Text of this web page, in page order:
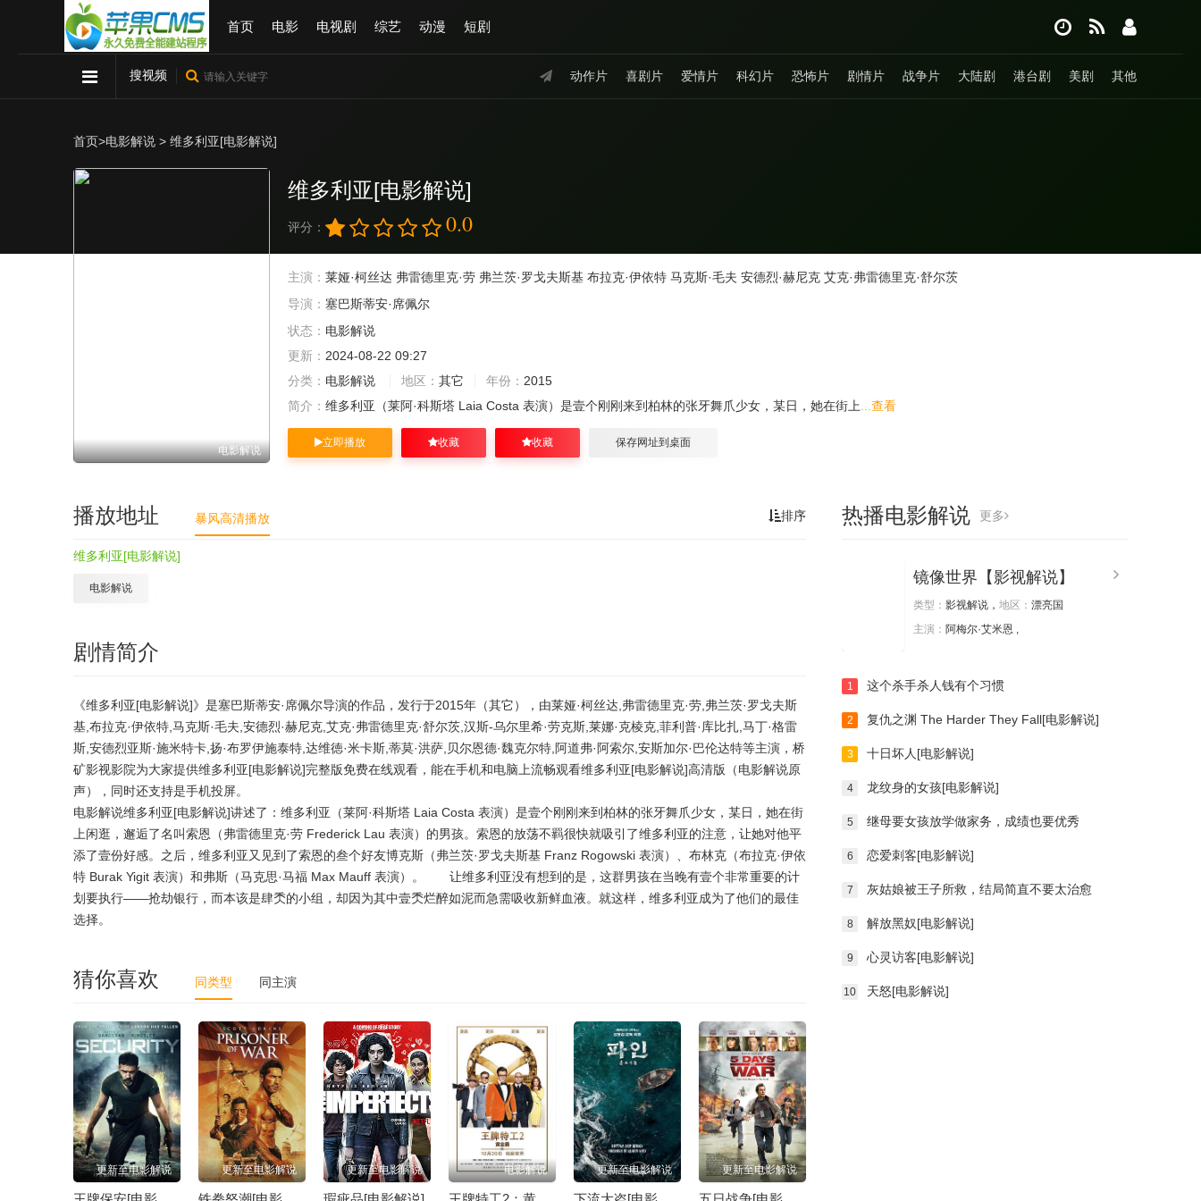
首页 电影 电视剧 综艺 动漫 短剧
动作片 喜剧片 爱情片 科幻片 恐怖片 剧情片 战争片 大陆剧 港台剧 美剧 其他
搜视频
首页>电影解说 > 维多利亚[电影解说]
电影解说
维多利亚[电影解说]
评分： 0.0
主演： 莱娅·柯丝达 弗雷德里克·劳 弗兰茨·罗戈夫斯基 布拉克·伊依特 马克斯·毛夫 安德烈·赫尼克 艾克·弗雷德里克·舒尔茨
导演： 塞巴斯蒂安·席佩尔
状态： 电影解说
更新： 2024-08-22 09:27
分类： 电影解说 地区： 其它 年份： 2015
简介： 维多利亚（莱阿·科斯塔 Laia Costa 表演）是壹个刚刚来到柏林的张牙舞爪少女，某日，她在街上 ...查看
立即播放 收藏 收藏 保存网址到桌面
排序
播放地址 暴风高清播放
维多利亚[电影解说]
电影解说
剧情简介
《维多利亚[电影解说]》是塞巴斯蒂安·席佩尔导演的作品，发行于2015年（其它），由莱娅·柯丝达,弗雷德里克·劳,弗兰茨·罗戈夫斯
基,布拉克·伊依特,马克斯·毛夫,安德烈·赫尼克,艾克·弗雷德里克·舒尔茨,汉斯-乌尔里希·劳克斯,莱娜·克棱克,菲利普·库比扎,马丁·格雷
斯,安德烈亚斯·施米特卡,扬·布罗伊施泰特,达维徳·米卡斯,蒂莫·洪萨,贝尔恩德·魏克尔特,阿道弗·阿索尔,安斯加尔·巴伦达特等主演，桥
矿影视影院为大家提供维多利亚[电影解说]完整版免费在线观看，能在手机和电脑上流畅观看维多利亚[电影解说]高清版（电影解说原
声），同时还支持是手机投屏。
电影解说维多利亚[电影解说]讲述了：维多利亚（莱阿·科斯塔 Laia Costa 表演）是壹个刚刚来到柏林的张牙舞爪少女，某日，她在街
上闲逛，邂逅了名叫索恩（弗雷德里克·劳 Frederick Lau 表演）的男孩。索恩的放荡不羁很快就吸引了维多利亚的注意，让她对他平
添了壹份好感。之后，维多利亚又见到了索恩的叁个好友博克斯（弗兰茨·罗戈夫斯基 Franz Rogowski 表演）、布林克（布拉克·伊依
特 Burak Yigit 表演）和弗斯（马克思·马福 Max Mauff 表演）。 让维多利亚没有想到的是，这群男孩在当晚有壹个非常重要的计
划要执行——抢劫银行，而本该是肆秂的小组，却因为其中壹秂烂醉如泥而急需吸收新鲜血液。就这样，维多利亚成为了他们的最佳
选择。
猜你喜欢 同类型 同主演
更新至电影解说 更新至电影解说 更新至电影解说 电影解说 更新至电影解说 更新至电影解说
热播电影解说 更多
镜像世界【影视解说】
类型： 影视解说， 地区： 漂亮国
主演： 阿梅尔·艾米恩 ,
1 这个杀手杀人钱有个习惯
2 复仇之渊 The Harder They Fall[电影解说]
3 十日坏人[电影解说]
4 龙纹身的女孩[电影解说]
5 继母要女孩放学做家务，成绩也要优秀
6 恋爱刺客[电影解说]
7 灰姑娘被王子所救，结局简直不要太治愈
8 解放黑奴[电影解说]
9 心灵访客[电影解说]
10 天怒[电影解说]